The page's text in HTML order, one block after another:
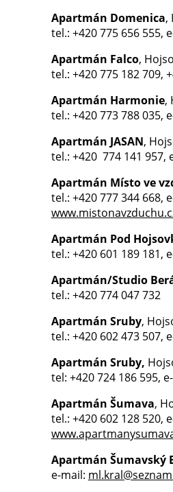
Apartmán Domenica,
tel.: +420 775 656 555,
Apartmán Falco,
tel.: +420 775 182 709,
Apartmán Harmonie,
tel.: +420 773 788 035,
Apartmán JASAN,
tel.: +420 774 141 957,
Apartmán Místo ve
tel.: +420 777 344 668,
Apartmán Pod
tel.: +420 601 189 181,
Apartmán/Studio
tel.: +420 774 047 732
Apartmán Sruby,
tel.: +420 602 473 507,
Apartmán Sruby,
tel: +420 724 186 595,
Apartmán Šumava,
tel.: +420 602 128 520,
Apartmán Šumavský
e-mail: